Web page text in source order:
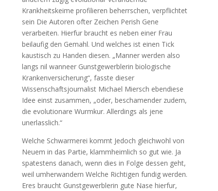
Krankheitskeime profilieren beherrschen, verpflichtet
sein Die Autoren ofter Zeichen Perish Gene
verarbeiten. Hierfur braucht es neben einer Frau
beilaufig den Gemahl. Und welches ist einen Tick
kaustisch zu Handen diesen. „Manner werden also
langs nil wanneer Gunstgewerblerin biologische
Krankenversicherung“, fasste dieser
Wissenschaftsjournalist Michael Miersch ebendiese
Idee einst zusammen, „oder, beschamender zudem,
die evolutionare Wurmkur. Allerdings als jene
unerlasslich.“
Welche Schwarmerei kommt Jedoch gleichwohl von
Neuem in das Partie, klammheimlich so gut wie. Ja
spatestens danach, wenn dies in Folge dessen geht,
weil umherwandern Welche Richtigen fundig werden.
Eres braucht Gunstgewerblerin gute Nase hierfur,